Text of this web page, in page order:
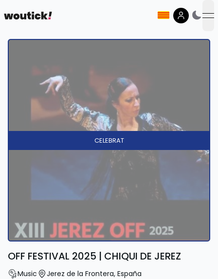
CELEBRAT
OFF FESTIVAL 2025 | CHIQUI DE JEREZ
Music Jerez de la Frontera, España